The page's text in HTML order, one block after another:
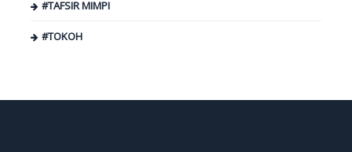
#TAFSIR MIMPI
#TOKOH